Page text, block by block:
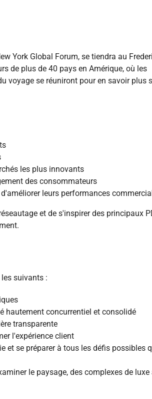
York Global Forum, se tiendra au
de plus de 40 pays en Amérique, où les
voyage se réuniront pour en savoir plus
les plus innovants
des consommateurs
leurs performances
et de s'inspirer des principaux
suivants :
hautement concurrentiel et consolidé
transparente
l'expérience client
et se préparer à tous les défis possibles
le paysage, des complexes de luxe